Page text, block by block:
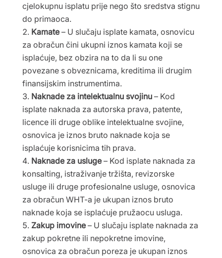
cjelokupnu isplatu prije nego što sredstva stignu
do primaoca.
Kamate– U slučaju isplate kamata, osnovicu
za obračun čini ukupni iznos kamata koji se
isplaćuje, bez obzira na to da li su one
povezane s obveznicama, kreditima ili drugim
finansijskim instrumentima.
Naknade za intelektualnu svojinu– Kod
isplate naknada za autorska prava, patente,
licence ili druge oblike intelektualne svojine,
osnovica je iznos bruto naknade koja se
isplaćuje korisnicima tih prava.
Naknade za usluge– Kod isplate naknada za
konsalting, istraživanje tržišta, revizorske
usluge ili druge profesionalne usluge, osnovica
za obračun WHT-a je ukupan iznos bruto
naknade koja se isplaćuje pružaocu usluga.
Zakup imovine– U slučaju isplate naknada za
zakup pokretne ili nepokretne imovine,
osnovica za obračun poreza je ukupan iznos